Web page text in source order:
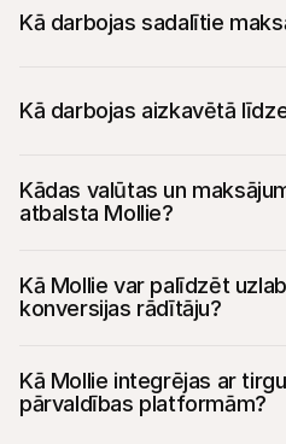
Kā darbojas sadalītie
Kā darbojas aizkavētā
Kādas valūtas un
atbalsta Mollie?
Kā Mollie var palīdzēt
konversijas rādītāju?
Kā Mollie integrējas ar
pārvaldības platformām?